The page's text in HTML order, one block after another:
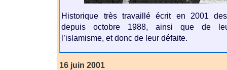
Historique très travaillé écrit en 2001
depuis octobre 1988, ainsi que de
l’islamisme, et donc de leur défaite.
16 juin 2001